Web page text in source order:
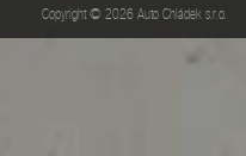
Copyright © 2026 Auto Chládek s.r.o.